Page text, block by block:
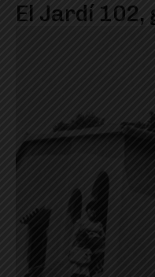
El Jardí 102,